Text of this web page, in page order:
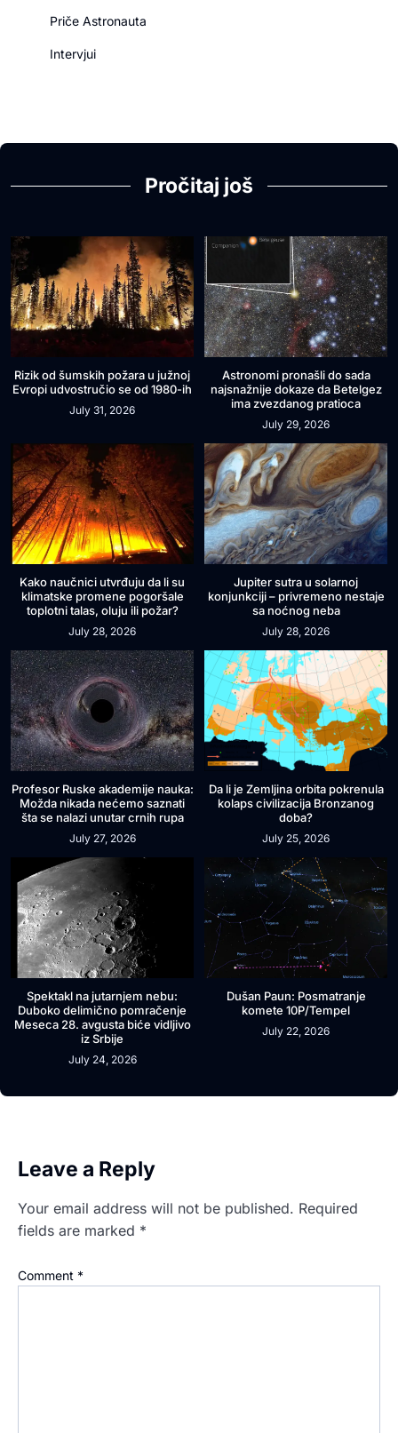
Priče Astronauta
Intervjui
Pročitaj još
Rizik od šumskih požara u južnoj
Evropi udvostručio se od 1980-ih
July 31, 2026
Astronomi pronašli do sada
najsnažnije dokaze da Betelgez
ima zvezdanog pratioca
July 29, 2026
Kako naučnici utvrđuju da li su
klimatske promene pogoršale
toplotni talas, oluju ili požar?
July 28, 2026
Jupiter sutra u solarnoj
konjunkciji – privremeno nestaje
sa noćnog neba
July 28, 2026
Profesor Ruske akademije nauka:
Možda nikada nećemo saznati
šta se nalazi unutar crnih rupa
July 27, 2026
Da li je Zemljina orbita pokrenula
kolaps civilizacija Bronzanog
doba?
July 25, 2026
Spektakl na jutarnjem nebu:
Duboko delimično pomračenje
Meseca 28. avgusta biće vidljivo
iz Srbije
July 24, 2026
Dušan Paun: Posmatranje
komete 10P/Tempel
July 22, 2026
Leave a Reply
Your email address will not be published. Required
fields are marked *
Comment *